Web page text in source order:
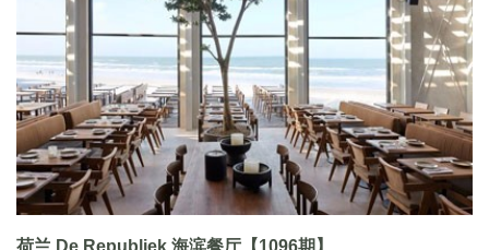
荷兰 De Republiek 海滨餐厅【1096期】